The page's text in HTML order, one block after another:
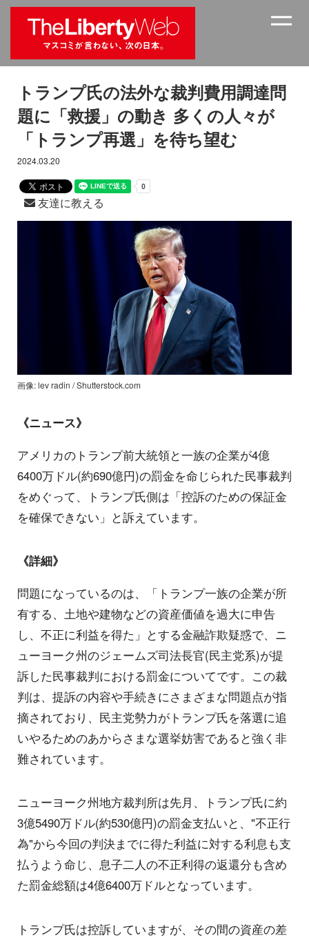
トランプ氏の法外な裁判費用調達問
題に「救援」の動き 多くの人々が
「トランプ再選」を待ち望む
2024.03.20
友達に教える
画像: lev radin / Shutterstock.com
《ニュース》
アメリカのトランプ前大統領と一族の企業が4億
6400万ドル(約690億円)の罰金を命じられた民事裁判
をめぐって、トランプ氏側は「控訴のための保証金
を確保できない」と訴えています。
《詳細》
問題になっているのは、「トランプ一族の企業が所
有する、土地や建物などの資産価値を過大に申告
し、不正に利益を得た」とする金融詐欺疑惑で、ニ
ューヨーク州のジェームズ司法長官(民主党系)が提
訴した民事裁判における罰金についてです。この裁
判は、提訴の内容や手続きにさまざまな問題点が指
摘されており、民主党勢力がトランプ氏を落選に追
いやるためのあからさまな選挙妨害であると強く非
難されています。
ニューヨーク州地方裁判所は先月、トランプ氏に約
3億5490万ドル(約530億円)の罰金支払いと、"不正行
為"から今回の判決までに得た利益に対する利息も支
払うよう命じ、息子二人の不正利得の返還分も含め
た罰金総額は4億6400万ドルとなっています。
トランプ氏は控訴していますが、その間の資産の差